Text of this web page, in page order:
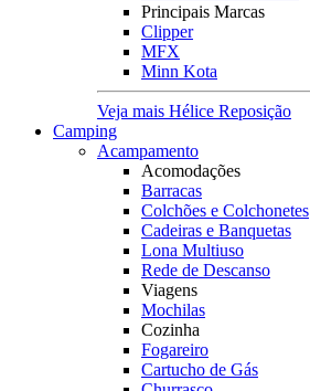
Principais Marcas
Clipper
MFX
Minn Kota
Veja mais Hélice Reposição
Camping
Acampamento
Acomodações
Barracas
Colchões e Colchonetes
Cadeiras e Banquetas
Lona Multiuso
Rede de Descanso
Viagens
Mochilas
Cozinha
Fogareiro
Cartucho de Gás